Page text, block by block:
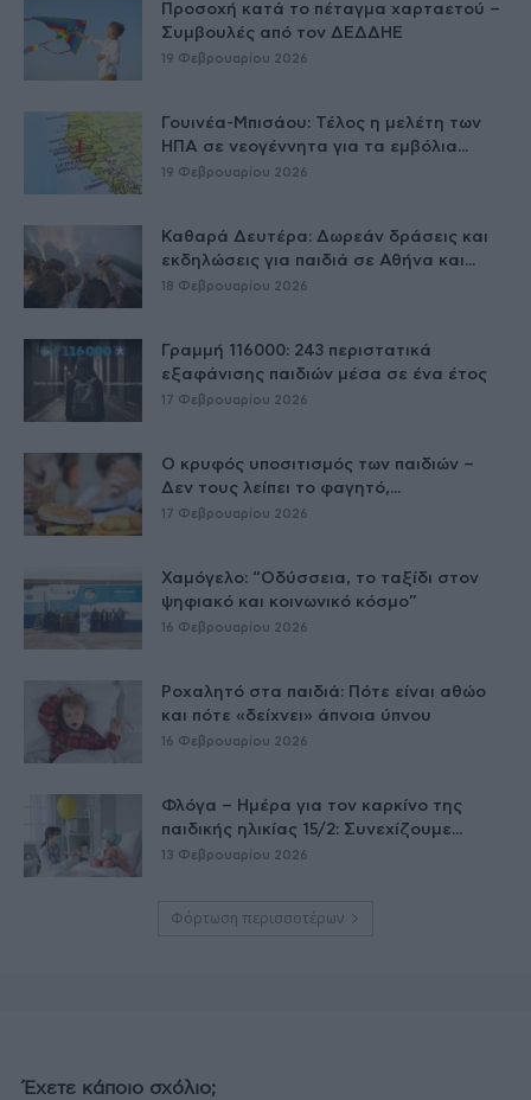
Προσοχή κατά το πέταγμα χαρταετού –
Συμβουλές από τον ΔΕΔΔΗΕ
19 Φεβρουαρίου 2026
Γουινέα-Μπισάου: Τέλος η μελέτη των
ΗΠΑ σε νεογέννητα για τα εμβόλια...
19 Φεβρουαρίου 2026
Καθαρά Δευτέρα: Δωρεάν δράσεις και
εκδηλώσεις για παιδιά σε Αθήνα και...
18 Φεβρουαρίου 2026
Γραμμή 116000: 243 περιστατικά
εξαφάνισης παιδιών μέσα σε ένα έτος
17 Φεβρουαρίου 2026
Ο κρυφός υποσιτισμός των παιδιών –
Δεν τους λείπει το φαγητό,...
17 Φεβρουαρίου 2026
Χαμόγελο: “Οδύσσεια, το ταξίδι στον
ψηφιακό και κοινωνικό κόσμο”
16 Φεβρουαρίου 2026
Ροχαλητό στα παιδιά: Πότε είναι αθώο
και πότε «δείχνει» άπνοια ύπνου
16 Φεβρουαρίου 2026
Φλόγα – Ημέρα για τον καρκίνο της
παιδικής ηλικίας 15/2: Συνεχίζουμε...
13 Φεβρουαρίου 2026
Φόρτωση περισσοτέρων
Έχετε κάποιο σχόλιο;